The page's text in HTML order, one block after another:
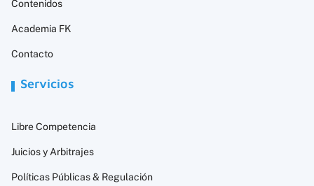
Contenidos
Academia FK
Contacto
Servicios
Libre Competencia
Juicios y Arbitrajes
Políticas Públicas & Regulación